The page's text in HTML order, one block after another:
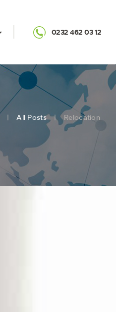
0232 462 03 12
All Posts Relocation